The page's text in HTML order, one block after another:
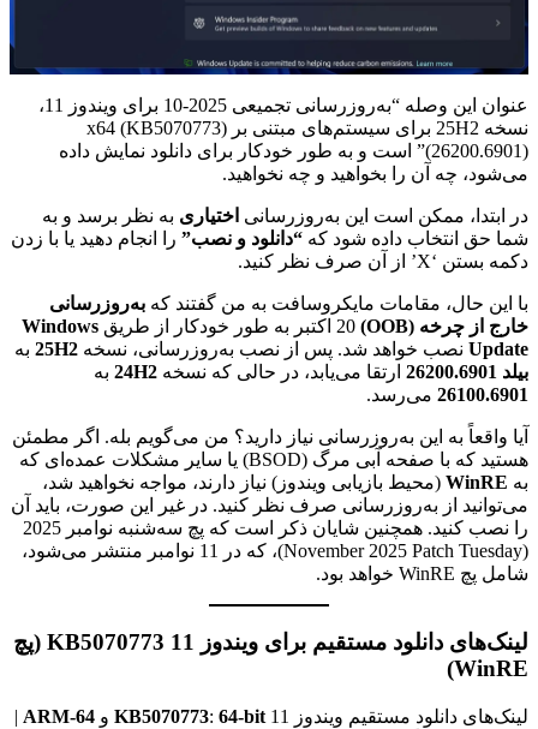
عنوان این وصله “به‌روزرسانی تجمیعی 2025-10 برای ویندوز 11،
نسخه 25H2 برای سیستم‌های مبتنی بر x64 (KB5070773)
(26200.6901)” است و به طور خودکار برای دانلود نمایش داده
می‌شود، چه آن را بخواهید و چه نخواهید.
در ابتدا، ممکن است این به‌روزرسانی اختیاری به نظر برسد و به
شما حق انتخاب داده شود که “دانلود و نصب” را انجام دهید یا با زدن
دکمه بستن ‘X’ از آن صرف نظر کنید.
با این حال، مقامات مایکروسافت به من گفتند که به‌روزرسانی
خارج از چرخه (OOB)
Windows
Update نصب خواهد شد. پس از نصب به‌روزرسانی، نسخه 25H2 به
بیلد 26200.6901
ارتقا می‌یابد، در حالی که نسخه 24H2 به
26100.6901 می‌رسد.
آیا واقعاً به این به‌روزرسانی نیاز دارید؟ من می‌گویم بله. اگر مطمئن
هستید که با صفحه آبی مرگ (BSOD) یا سایر مشکلات عمده‌ای که
به WinRE (محیط بازیابی ویندوز) نیاز دارند، مواجه نخواهید شد،
می‌توانید از به‌روزرسانی صرف نظر کنید. در غیر این صورت، باید آن
را نصب کنید. همچنین شایان ذکر است که پچ سه‌شنبه نوامبر 2025
(November 2025 Patch Tuesday)، که در 11 نوامبر منتشر می‌شود،
شامل پچ WinRE خواهد بود.
لینک‌های دانلود مستقیم برای ویندوز 11 KB5070773 (پچ
WinRE)
لینک‌های دانلود مستقیم ویندوز 11 KB5070773: 64-bit و ARM-64
|